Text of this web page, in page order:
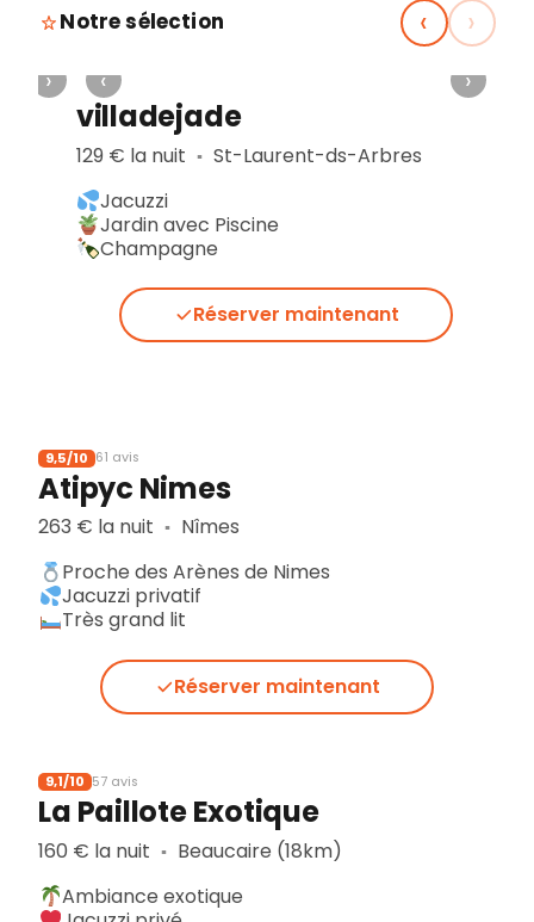
Notre sélection ‹ ›
› ‹ ›
villadejade
129 € la nuit ▪︎ St-Laurent-ds-Arbres
Jacuzzi
Jardin avec Piscine
Champagne
Réserver maintenant
9,5/10 61 avis
Atipyc Nimes
263 € la nuit ▪︎ Nîmes
Proche des Arènes de Nimes
Jacuzzi privatif
Très grand lit
Réserver maintenant
9,1/10 57 avis
La Paillote Exotique
160 € la nuit ▪︎ Beaucaire (18km)
Ambiance exotique